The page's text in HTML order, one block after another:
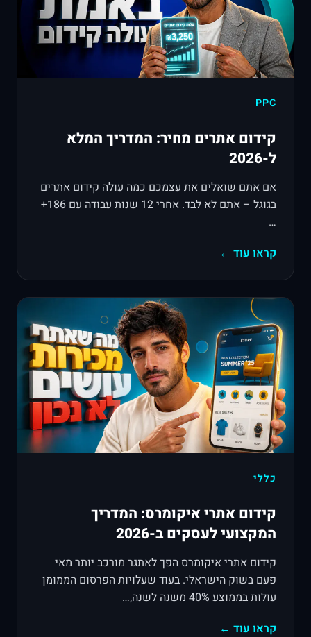
PPC
קידום אתרים מחיר: המדריך המלא
ל-2026
אם אתם שואלים את עצמכם כמה עולה קידום אתרים
בגוגל – אתם לא לבד. אחרי 12 שנות עבודה עם 186+
…
קראו עוד ←
כללי
קידום אתרי איקומרס: המדריך
המקצועי לעסקים ב-2026
קידום אתרי איקומרס הפך לאתגר מורכב יותר מאי
פעם בשוק הישראלי. בעוד שעלויות הפרסום הממומן
עולות בממוצע 40% משנה לשנה,…
קראו עוד ←